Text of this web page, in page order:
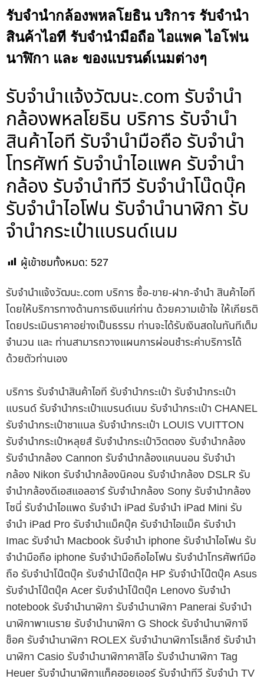
รับจำนำกล้องพหลโยธิน บริการ รับจำนำ
สินค้าไอที รับจำนำมือถือ ไอแพค ไอโฟน
นาฬิกา และ ของแบรนด์เนมต่างๆ
รับจํานําแจ้งวัฒนะ.com รับจำนำ
กล้องพหลโยธิน บริการ รับจำนำ
สินค้าไอที รับจำนำมือถือ รับจำนำ
โทรศัพท์ รับจำนำไอแพค รับจำนำ
กล้อง รับจำนำทีวี รับจำนำโน๊ดบุ๊ค
รับจำนำไอโฟน รับจำนำนาฬิกา รับ
จำนำกระเป๋าแบรนด์เนม
ผู้เข้าชมทั้งหมด: 527
รับจํานําแจ้งวัฒนะ.com บริการ ซื้อ-ขาย-ฝาก-จำนำ สินค้าไอที
โดยให้บริการทางด้านการเงินแก่ท่าน ด้วยความเข้าใจ ให้เกียรติ
โดยประเมินราคาอย่างเป็นธรรม ท่านจะได้รับเงินสดในทันทีเต็ม
จำนวน และ ท่านสามารถวางแผนการผ่อนชำระค่าบริการได้
ด้วยตัวท่านเอง
บริการ รับจำนำสินค้าไอที รับจำนำกระเป๋า รับจำนำกระเป๋า
แบรนด์ รับจำนำกระเป๋าแบรนด์เนม รับจำนำกระเป๋า CHANEL
รับจำนำกระเป๋าชาแนล รับจำนำกระเป๋า LOUIS VUITTON
รับจำนำกระเป๋าหลุยส์ รับจำนำกระเป๋าวิตตอง รับจำนำกล้อง
รับจำนำกล้อง Cannon รับจำนำกล้องแคนนอน รับจำนำ
กล้อง Nikon รับจำนำกล้องนิคอน รับจำนำกล้อง DSLR รับ
จำนำกล้องดีเอสแอลอาร์ รับจำนำกล้อง Sony รับจำนำกล้อง
โซนี่ รับจำนำไอแพด รับจำนำ iPad รับจำนำ iPad Mini รับ
จำนำ iPad Pro รับจำนำแม็คบุ๊ค รับจำนำไอแม็ค รับจำนำ
Imac รับจำนำ Macbook รับจำนำ iphone รับจำนำไอโฟน รับ
จำนำมือถือ iphone รับจำนำมือถือไอโฟน รับจำนำโทรศัพท์มือ
ถือ รับจำนำโน๊ตบุ๊ค รับจำนำโน๊ตบุ๊ค HP รับจำนำโน๊ตบุ๊ค Asus
รับจำนำโน๊ตบุ๊ค Acer รับจำนำโน๊ตบุ๊ค Lenovo รับจำนำ
notebook รับจำนำนาฬิกา รับจำนำนาฬิกา Panerai รับจำนำ
นาฬิกาพาเนราย รับจำนำนาฬิกา G Shock รับจำนำนาฬิกาจี
ช็อค รับจำนำนาฬิกา ROLEX รับจำนำนาฬิกาโรเล็กซ์ รับจำนำ
นาฬิกา Casio รับจำนำนาฬิกาคาสิโอ รับจำนำนาฬิกา Tag
Heuer รับจำนำนาฬิกาแท็คฮอยเออร์ รับจำนำทีวี รับจำนำ TV